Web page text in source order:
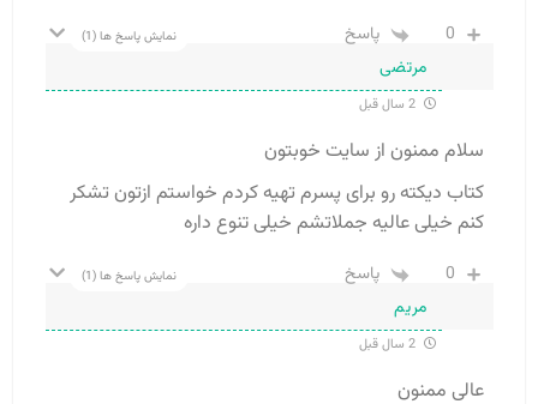
0 پاسخ نمایش پاسخ ها(1)
مرتضی
2 سال قبل
سلام ممنون از سایت خوبتون
کتاب دیکته رو برای پسرم تهیه کردم خواستم ازتون تشکر
کنم خیلی عالیه جملاتشم خیلی تنوع داره
0 پاسخ نمایش پاسخ ها(1)
مریم
2 سال قبل
عالی ممنون